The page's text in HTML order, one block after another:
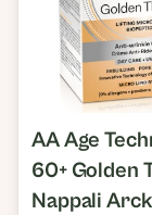
AA Age
60+ Golden
Nappali